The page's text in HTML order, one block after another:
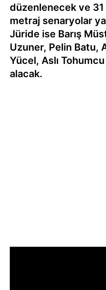
düzenlenecek ve
metraj senaryolar
Jüride ise Barış
Uzuner, Pelin Batu,
Yücel, Aslı
alacak.